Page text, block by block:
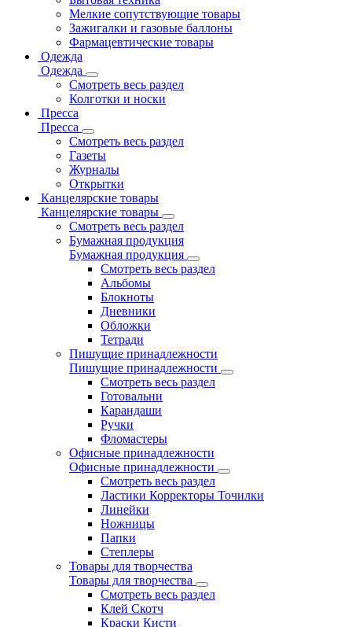
Мелкие сопутствующие товары
Зажигалки и газовые баллоны
Фармацевтические товары
Одежда
Одежда
Смотреть весь раздел
Колготки и носки
Пресса
Пресса
Смотреть весь раздел
Газеты
Журналы
Открытки
Канцелярские товары
Канцелярские товары
Смотреть весь раздел
Бумажная продукция
Бумажная продукция
Смотреть весь раздел
Альбомы
Блокноты
Дневники
Обложки
Тетради
Пишущие принадлежности
Пишущие принадлежности
Смотреть весь раздел
Готовальни
Карандаши
Ручки
Фломастеры
Офисные принадлежности
Офисные принадлежности
Смотреть весь раздел
Ластики Корректоры Точилки
Линейки
Ножницы
Папки
Степлеры
Товары для творчества
Товары для творчества
Смотреть весь раздел
Клей Скотч
Краски Кисти